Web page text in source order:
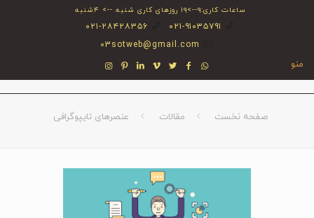
ساعات کاری:۹-->۱۹ روزهای کاری شنبه --> ۴شنبه
۰۲۱-۹۱۰۳۵۷۹۱
۰۲۱-۲۸۴۲۸۳۵۶
03sotweb@gmail.com
منو
صفحه نخست مقالات عنصرهای تایپوگرافی